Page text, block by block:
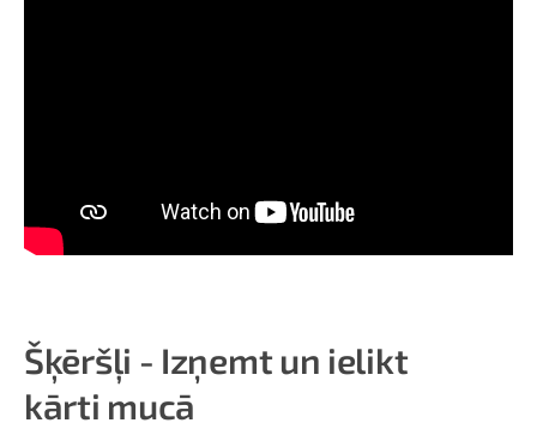
Šķēršļi - Izņemt un ielikt
kārti mucā